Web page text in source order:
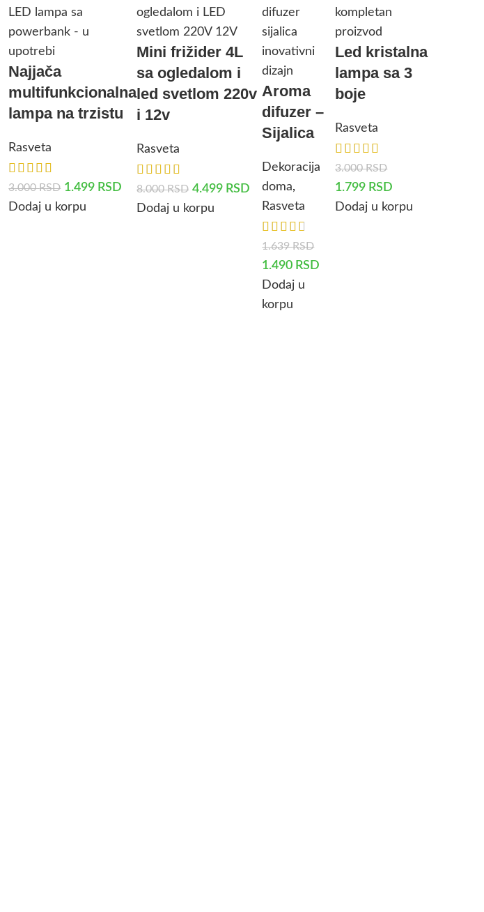
Najjača
multifunkcionalna
lampa na trzistu
Rasveta
3.000RSD 1.499 RSD
Dodaj u korpu
Mini frižider 4L
sa ogledalom i
led svetlom 220v
i 12v
Rasveta
8.000RSD 4.499 RSD
Dodaj u korpu
Aroma
difuzer –
Sijalica
Dekoracija
doma,
Rasveta
1.639RSD
1.490 RSD
Dodaj u
korpu
Led kristalna
lampa sa 3
boje
Rasveta
3.000RSD
1.799 RSD
Dodaj u korpu